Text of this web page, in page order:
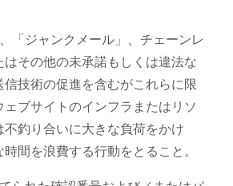
「ジャンクメール」、チェーンレ
はその他の未承諾もしくは違法な
信技術の促進を含むがこれらに限
ェブサイトのインフラまたはリソ
不釣り合いに大きな負荷をかけ
間を浪費する行動をとること。